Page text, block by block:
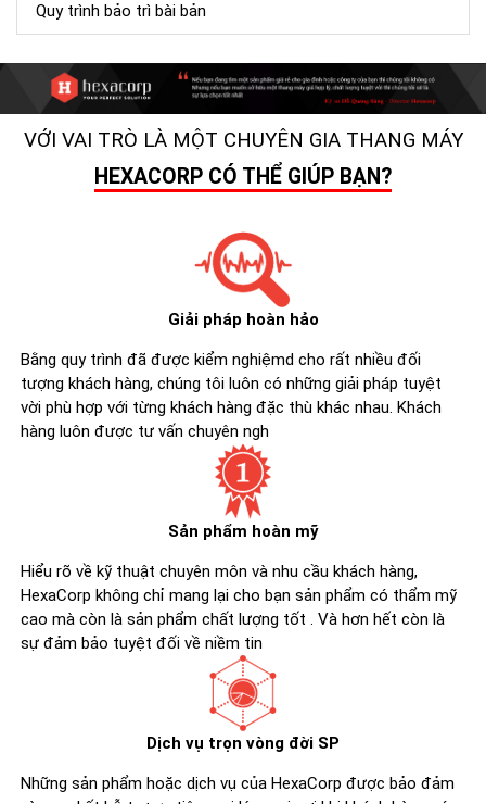
Quy trình bảo trì bài bản
VỚI VAI TRÒ LÀ MỘT CHUYÊN GIA THANG MÁY
HEXACORP CÓ THỂ GIÚP BẠN?
Giải pháp hoàn hảo
Bằng quy trình đã được kiểm nghiệmd cho rất nhiều đối
tượng khách hàng, chúng tôi luôn có những giải pháp tuyệt
vời phù hợp với từng khách hàng đặc thù khác nhau. Khách
hàng luôn được tư vấn chuyên ngh
Sản phẩm hoàn mỹ
Hiểu rõ về kỹ thuật chuyên môn và nhu cầu khách hàng,
HexaCorp không chỉ mang lại cho bạn sản phẩm có thẩm mỹ
cao mà còn là sản phẩm chất lượng tốt . Và hơn hết còn là
sự đảm bảo tuyệt đối về niềm tin
Dịch vụ trọn vòng đời SP
Những sản phẩm hoặc dịch vụ của HexaCorp được bảo đảm